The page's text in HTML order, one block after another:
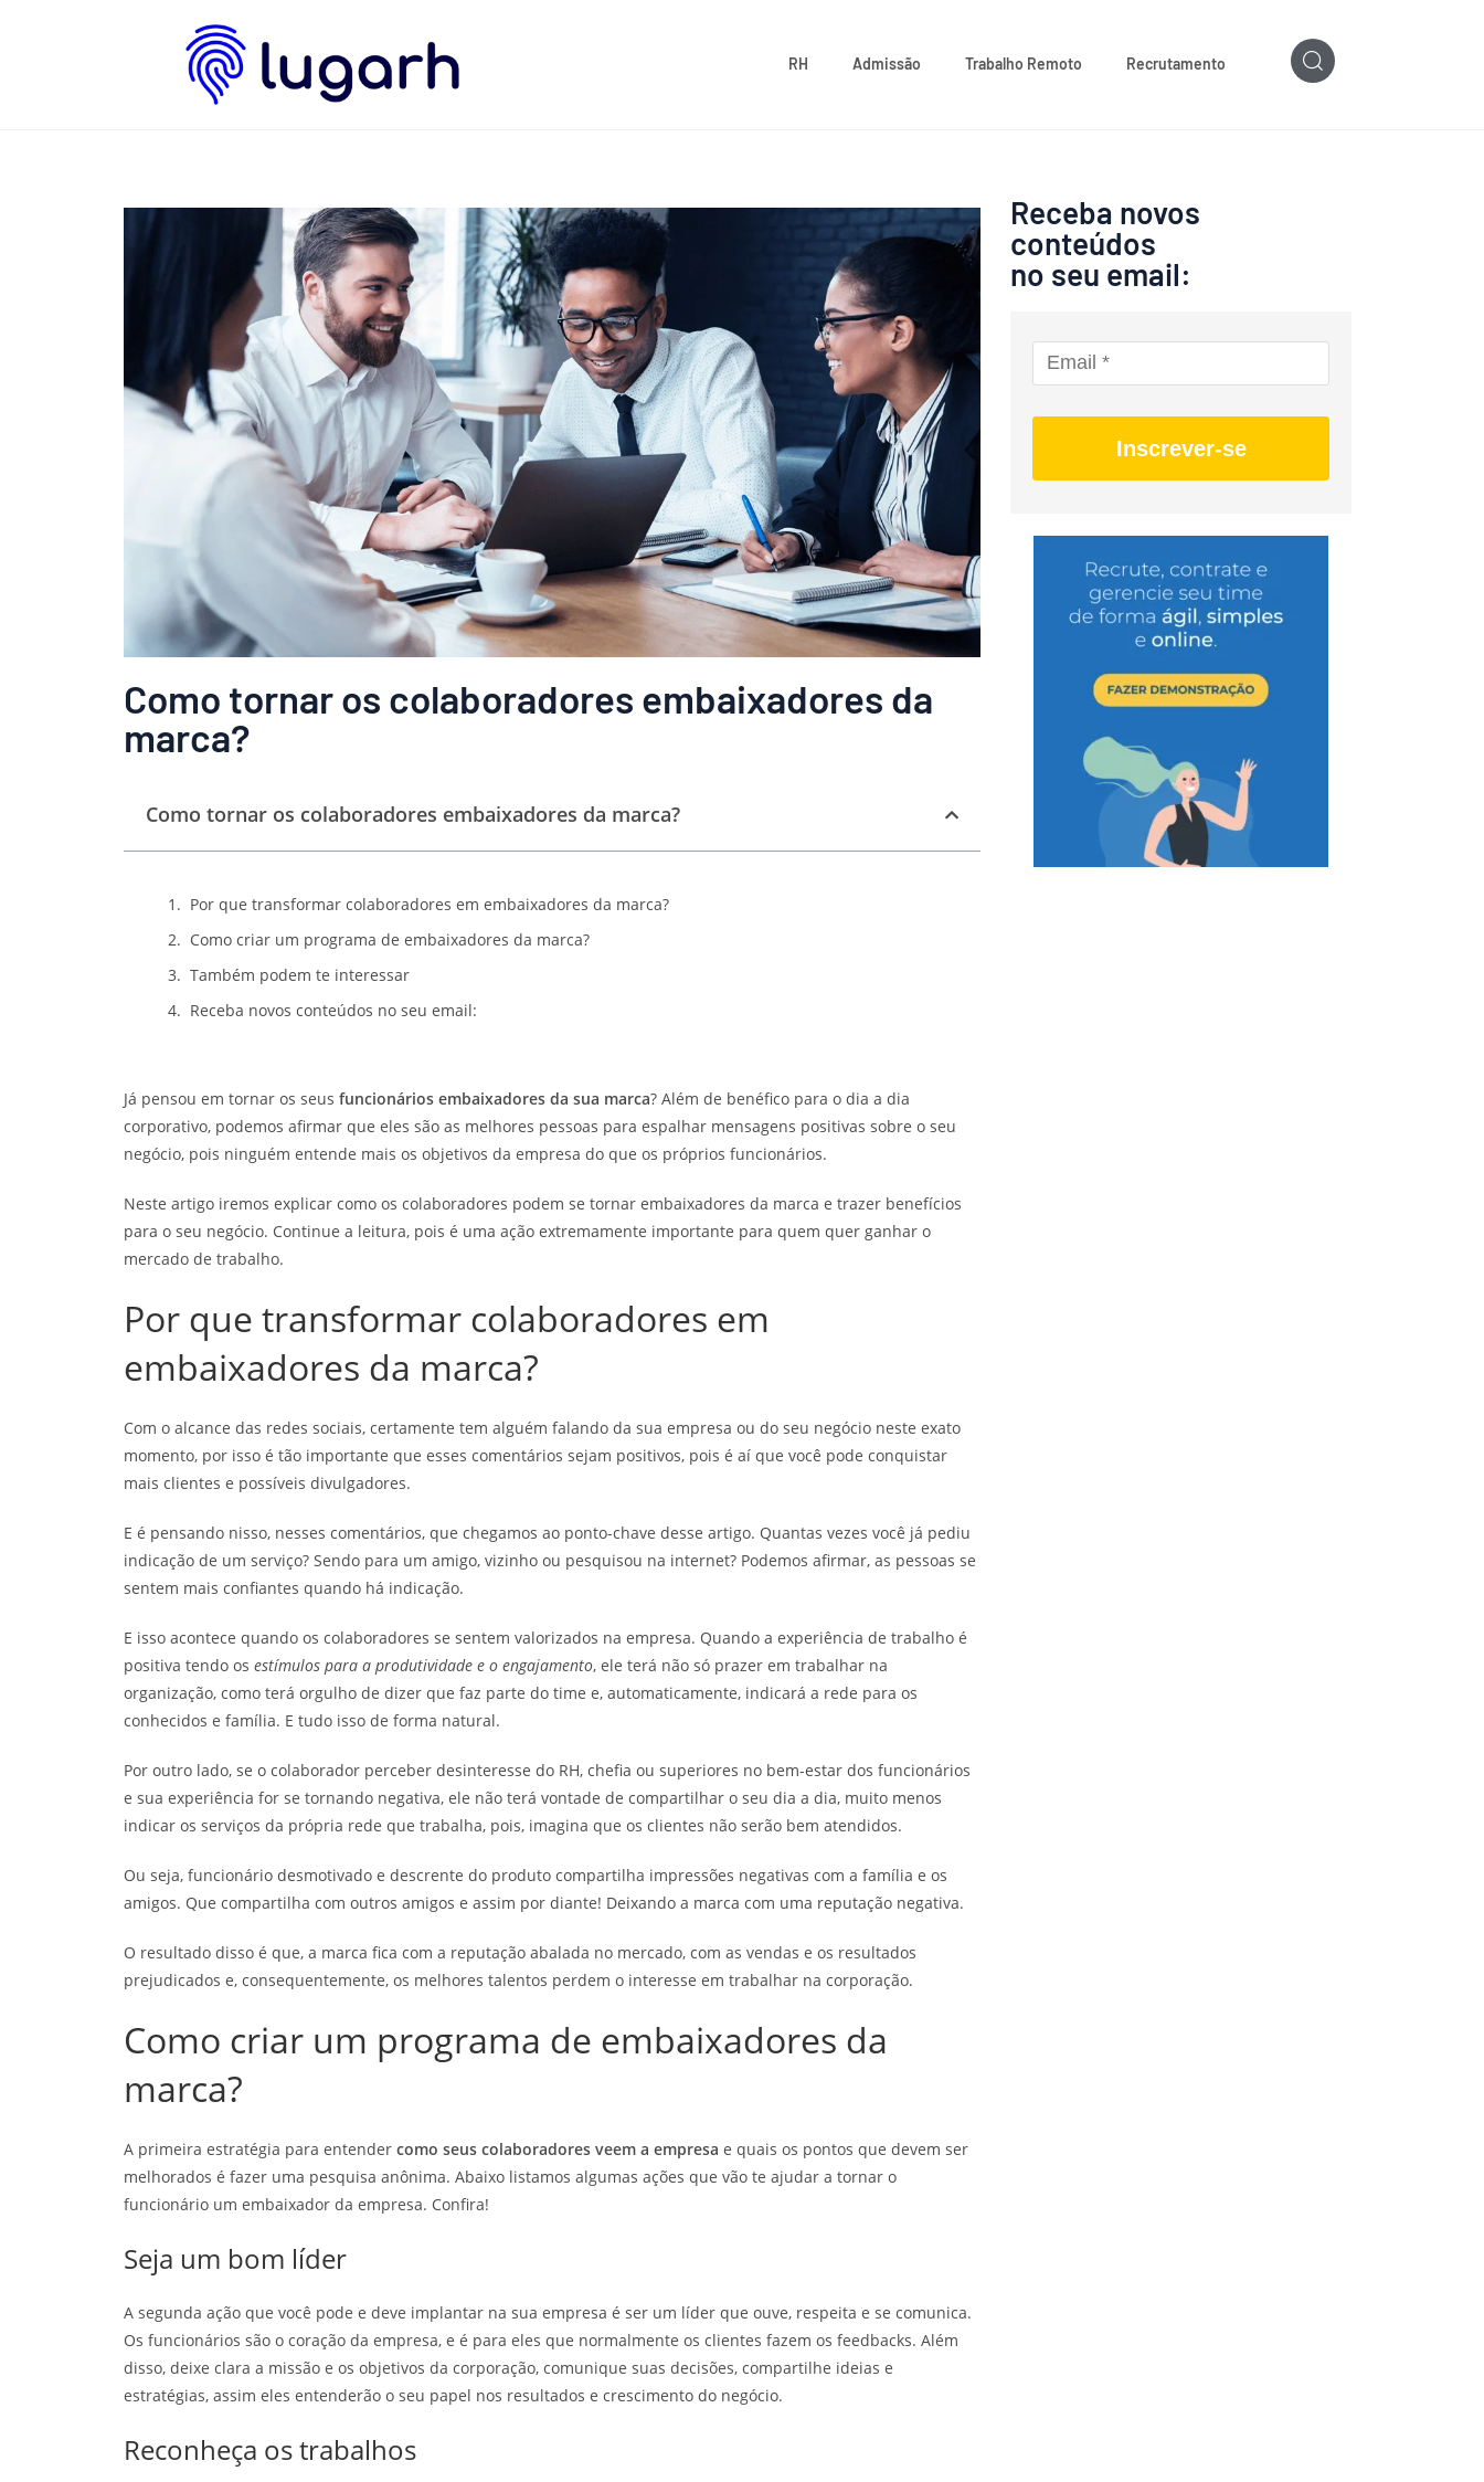
RH Admissão Trabalho Remoto Recrutamento
Como tornar os colaboradores embaixadores da
marca?
Como tornar os colaboradores embaixadores da marca?
Por que transformar colaboradores em embaixadores da marca?
Como criar um programa de embaixadores da marca?
Também podem te interessar
Receba novos conteúdos no seu email:
Já pensou em tornar os seus funcionários embaixadores da sua marca? Além de benéfico para o dia a dia
corporativo, podemos afirmar que eles são as melhores pessoas para espalhar mensagens positivas sobre o seu
negócio, pois ninguém entende mais os objetivos da empresa do que os próprios funcionários.
Neste artigo iremos explicar como os colaboradores podem se tornar embaixadores da marca e trazer benefícios
para o seu negócio. Continue a leitura, pois é uma ação extremamente importante para quem quer ganhar o
mercado de trabalho.
Por que transformar colaboradores em
embaixadores da marca?
Com o alcance das redes sociais, certamente tem alguém falando da sua empresa ou do seu negócio neste exato
momento, por isso é tão importante que esses comentários sejam positivos, pois é aí que você pode conquistar
mais clientes e possíveis divulgadores.
E é pensando nisso, nesses comentários, que chegamos ao ponto-chave desse artigo. Quantas vezes você já pediu
indicação de um serviço? Sendo para um amigo, vizinho ou pesquisou na internet? Podemos afirmar, as pessoas se
sentem mais confiantes quando há indicação.
E isso acontece quando os colaboradores se sentem valorizados na empresa. Quando a experiência de trabalho é
positiva tendo os estímulos para a produtividade e o engajamento, ele terá não só prazer em trabalhar na
organização, como terá orgulho de dizer que faz parte do time e, automaticamente, indicará a rede para os
conhecidos e família. E tudo isso de forma natural.
Por outro lado, se o colaborador perceber desinteresse do RH, chefia ou superiores no bem-estar dos funcionários
e sua experiência for se tornando negativa, ele não terá vontade de compartilhar o seu dia a dia, muito menos
indicar os serviços da própria rede que trabalha, pois, imagina que os clientes não serão bem atendidos.
Ou seja, funcionário desmotivado e descrente do produto compartilha impressões negativas com a família e os
amigos. Que compartilha com outros amigos e assim por diante! Deixando a marca com uma reputação negativa.
O resultado disso é que, a marca fica com a reputação abalada no mercado, com as vendas e os resultados
prejudicados e, consequentemente, os melhores talentos perdem o interesse em trabalhar na corporação.
Como criar um programa de embaixadores da
marca?
A primeira estratégia para entender como seus colaboradores veem a empresa e quais os pontos que devem ser
melhorados é fazer uma pesquisa anônima. Abaixo listamos algumas ações que vão te ajudar a tornar o
funcionário um embaixador da empresa. Confira!
Seja um bom líder
A segunda ação que você pode e deve implantar na sua empresa é ser um líder que ouve, respeita e se comunica.
Os funcionários são o coração da empresa, e é para eles que normalmente os clientes fazem os feedbacks. Além
disso, deixe clara a missão e os objetivos da corporação, comunique suas decisões, compartilhe ideias e
estratégias, assim eles entenderão o seu papel nos resultados e crescimento do negócio.
Reconheça os trabalhos
Receba novos
conteúdos
no seu email:
Inscrever-se